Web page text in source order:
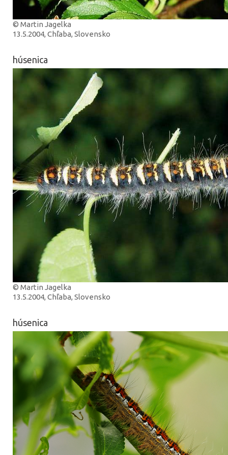
© Martin Jagelka
13.5.2004, Chľaba, Slovensko
húsenica
© Martin Jagelka
13.5.2004, Chľaba, Slovensko
húsenica